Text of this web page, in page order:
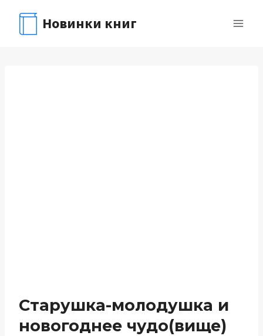
содержимому
Новинки книг
Старушка-молодушка и
новогоднее чудо(вище)